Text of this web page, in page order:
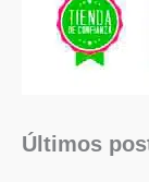
Últimos